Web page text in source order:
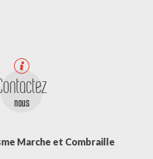
nous
Marche et Combraille